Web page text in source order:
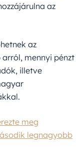
az
az
mennyi pénzt
illetve
meg
legnagyobb